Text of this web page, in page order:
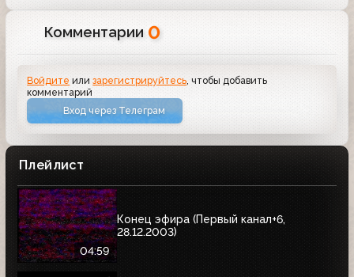
Комментарии 0
Войдите илизарегистрируйтесь, чтобы добавить
комментарий
Вход через Телеграм
Плейлист
04:59
Конец эфира (Первый канал+6,
28.12.2003)